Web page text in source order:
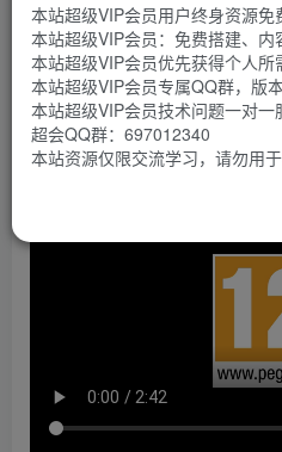
一次玩《Tactics Ogre》的玩家
体验。敬请期待这款以让玩家
式重生的作品。
游戏视频
本站超级VIP会员用户终身资源免
本站超级VIP会员：免费搭建、
本站超级VIP会员优先获得个人所
本站超级VIP会员专属QQ群，版
本站超级VIP会员技术问题一对一
超会QQ群：697012340
本站资源仅限交流学习，请勿用于